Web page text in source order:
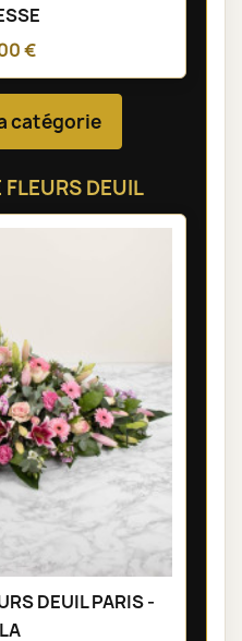
€
catégorie
DEUIL
DEUIL PARIS -